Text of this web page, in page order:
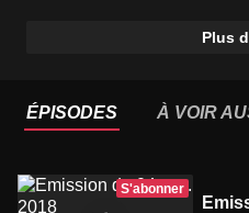
Plus
ÉPISODES À VOIR
S'abonner